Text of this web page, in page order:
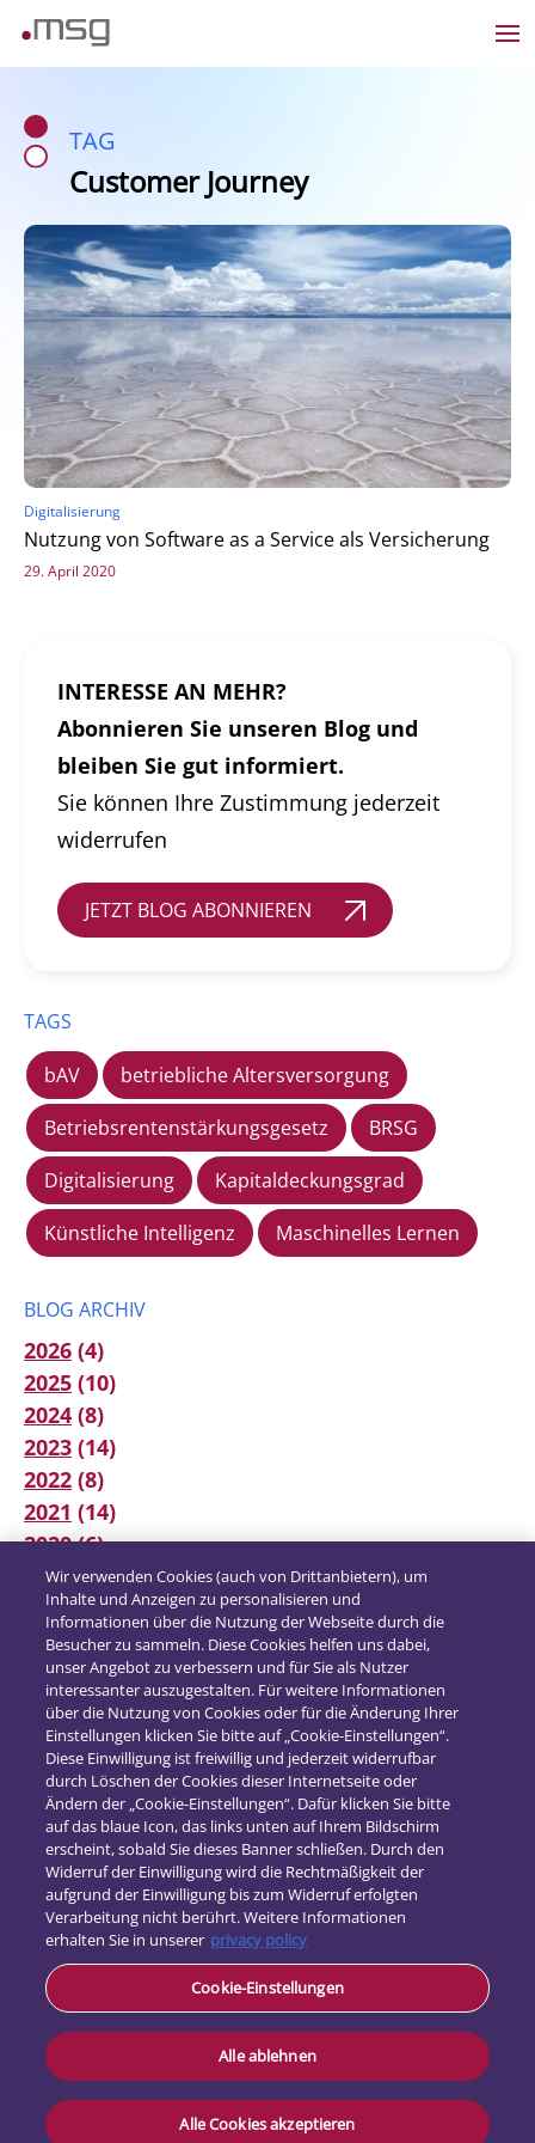
TAG
Customer Journey
Digitalisierung
Nutzung von Software as a Service als Versicherung
29. April 2020
INTERESSE AN MEHR?
Abonnieren Sie unseren Blog und
bleiben Sie gut informiert.
Sie können Ihre Zustimmung jederzeit
widerrufen
JETZT BLOG ABONNIEREN
TAGS
bAV
betriebliche Altersversorgung
Betriebsrentenstärkungsgesetz
BRSG
Digitalisierung
Kapitaldeckungsgrad
Künstliche Intelligenz
Maschinelles Lernen
BLOG ARCHIV
2026 (4)
2025 (10)
2024 (8)
2023 (14)
2022 (8)
2021 (14)
2020(6)
2019(12)
2018(16)
2017(21)
Kontakt
Datenschutz
Impressum
Wir verwenden Cookies (auch von Drittanbietern), um
Inhalte und Anzeigen zu personalisieren und
Informationen über die Nutzung der Webseite durch die
Besucher zu sammeln. Diese Cookies helfen uns dabei,
unser Angebot zu verbessern und für Sie als Nutzer
interessanter auszugestalten. Für weitere Informationen
über die Nutzung von Cookies oder für die Änderung Ihrer
Einstellungen klicken Sie bitte auf „Cookie-Einstellungen“.
Diese Einwilligung ist freiwillig und jederzeit widerrufbar
durch Löschen der Cookies dieser Internetseite oder
Ändern der „Cookie-Einstellungen“. Dafür klicken Sie bitte
auf das blaue Icon, das links unten auf Ihrem Bildschirm
erscheint, sobald Sie dieses Banner schließen. Durch den
Widerruf der Einwilligung wird die Rechtmäßigkeit der
aufgrund der Einwilligung bis zum Widerruf erfolgten
Verarbeitung nicht berührt. Weitere Informationen
erhalten Sie in unserer privacy policy
Cookie-Einstellungen
Alle ablehnen
Alle Cookies akzeptieren